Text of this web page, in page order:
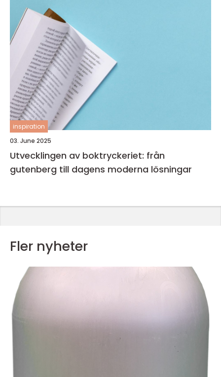
inspiration
03. June 2025
Utvecklingen av boktryckeriet: från
gutenberg till dagens moderna lösningar
Fler nyheter